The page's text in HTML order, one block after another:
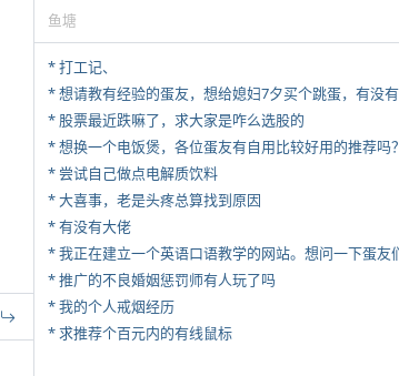
鱼塘
* 打工记、
* 股票最近跌嘛了，求大家是咋么选股的
* 想换一个电饭煲，各位蛋友有自用比较好用的推荐吗？
* 尝试自己做点电解质饮料
* 大喜事，老是头疼总算找到原因
* 有没有大佬
* 推广的不良婚姻惩罚师有人玩了吗
* 我的个人戒烟经历
* 求推荐个百元内的有线鼠标